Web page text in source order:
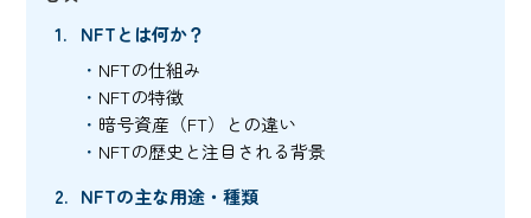
NFTとは何か？
NFTの仕組み
NFTの特徴
暗号資産（FT）との違い
NFTの歴史と注目される背景
NFTの主な用途・種類